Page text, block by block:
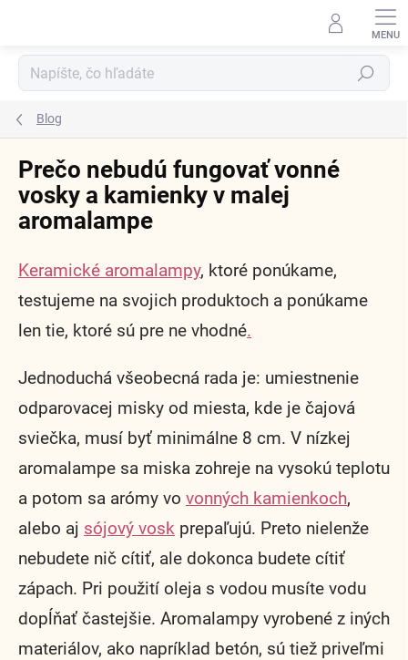
Hľadať
Blog
Prečo nebudú fungovať vonné
vosky a kamienky v malej
aromalampe
Keramické aromalampy, ktoré ponúkame,
testujeme na svojich produktoch a ponúkame
len tie, ktoré sú pre ne vhodné.
Jednoduchá všeobecná rada je: umiestnenie
odparovacej misky od miesta, kde je čajová
sviečka, musí byť minimálne 8 cm. V nízkej
aromalampe sa miska zohreje na vysokú teplotu
a potom sa arómy vo vonných kamienkoch,
alebo aj sójový vosk prepaľujú. Preto nielenže
nebudete nič cítiť, ale dokonca budete cítiť
zápach. Pri použití oleja s vodou musíte vodu
dopĺňať častejšie. Aromalampy vyrobené z iných
materiálov, ako napríklad betón, sú tiež priveľmi